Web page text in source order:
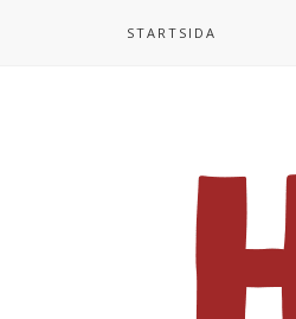
STARTSIDA